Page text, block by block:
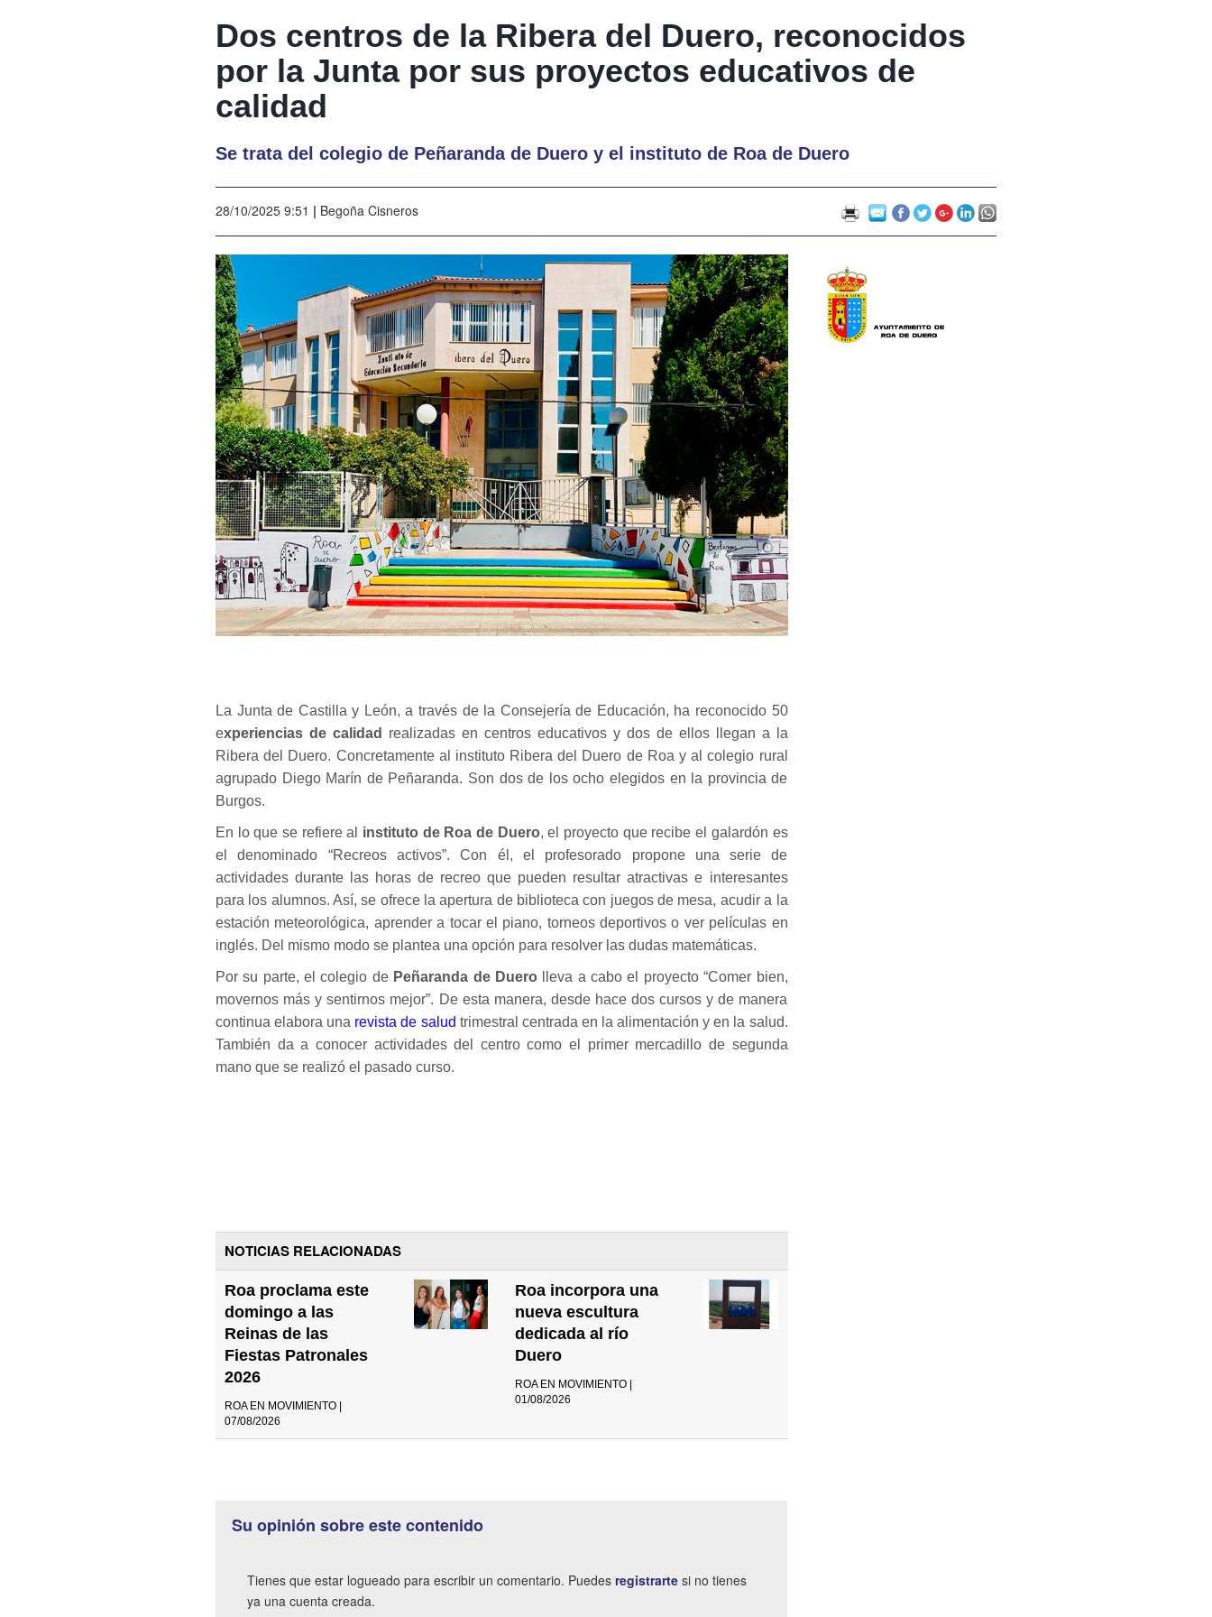
Dos centros de la Ribera del Duero, reconocidos
por la Junta por sus proyectos educativos de
calidad
Se trata del colegio de Peñaranda de Duero y el instituto de Roa de Duero
28/10/2025 9:51 | Begoña Cisneros
La Junta de Castilla y León, a través de la Consejería de Educación, ha reconocido 50
experiencias de calidad realizadas en centros educativos y dos de ellos llegan a la
Ribera del Duero. Concretamente al instituto Ribera del Duero de Roa y al colegio rural
agrupado Diego Marín de Peñaranda. Son dos de los ocho elegidos en la provincia de
Burgos.
En lo que se refiere al instituto de Roa de Duero, el proyecto que recibe el galardón es
el denominado “Recreos activos”. Con él, el profesorado propone una serie de
actividades durante las horas de recreo que pueden resultar atractivas e interesantes
para los alumnos. Así, se ofrece la apertura de biblioteca con juegos de mesa, acudir a la
estación meteorológica, aprender a tocar el piano, torneos deportivos o ver películas en
inglés. Del mismo modo se plantea una opción para resolver las dudas matemáticas.
Por su parte, el colegio de Peñaranda de Duero lleva a cabo el proyecto “Comer bien,
movernos más y sentirnos mejor”. De esta manera, desde hace dos cursos y de manera
continua elabora una revista de salud trimestral centrada en la alimentación y en la salud.
También da a conocer actividades del centro como el primer mercadillo de segunda
mano que se realizó el pasado curso.
NOTICIAS RELACIONADAS
Roa proclama este
domingo a las
Reinas de las
Fiestas Patronales
2026
ROA EN MOVIMIENTO |
07/08/2026
Roa incorpora una
nueva escultura
dedicada al río
Duero
ROA EN MOVIMIENTO |
01/08/2026
Su opinión sobre este contenido
Tienes que estar logueado para escribir un comentario. Puedes registrarte si no tienes
ya una cuenta creada.